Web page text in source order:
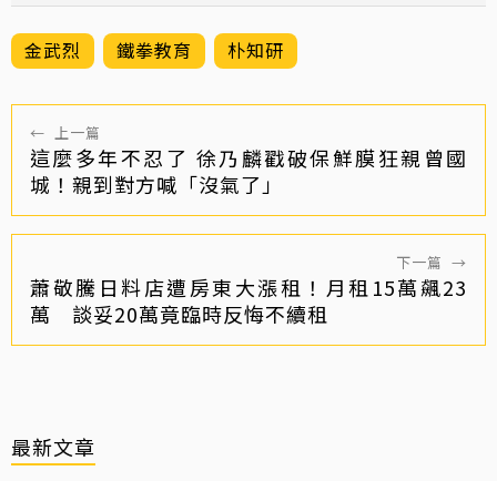
金武烈 鐵拳教育 朴知研
← 上一篇
這麼多年不忍了 徐乃麟戳破保鮮膜狂親曾國
城！親到對方喊「沒氣了」
下一篇 →
蕭敬騰日料店遭房東大漲租！月租15萬飆23
萬 談妥20萬竟臨時反悔不續租
最新文章